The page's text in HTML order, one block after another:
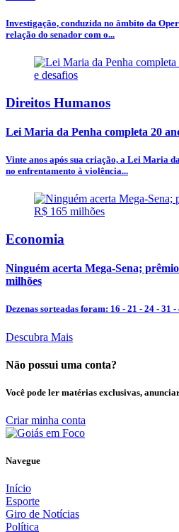
Investigação, conduzida no âmbito da
relação do senador com o...
Direitos Humanos
Lei Maria da Penha completa 20
Vinte anos após sua criação, a Lei Maria
no enfrentamento à violência...
Economia
Ninguém acerta Mega-Sena;
milhões
Dezenas sorteadas foram: 16 - 21 - 24 - 31 -
Descubra Mais
Não possui uma conta?
Você pode ler matérias exclusivas,
Criar minha conta
Navegue
Início
Esporte
Giro de Notícias
Política